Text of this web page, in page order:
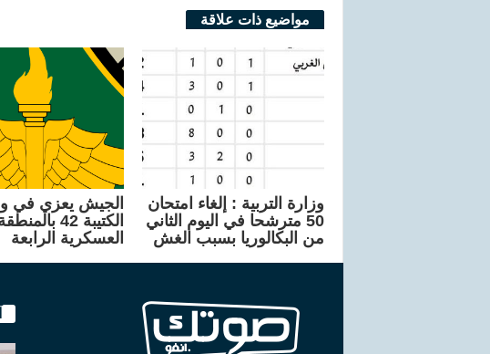
مواضيع ذات علاقة
وزارة التربية : إلغاء امتحان
50 مترشحا في اليوم الثاني
من البكالوريا بسبب الغش
الجيش يعزي في
الكتيبة 42
العسكرية الرابعة